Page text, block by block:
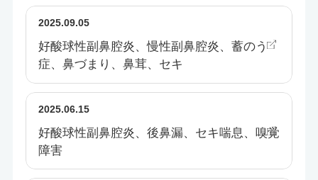
2025.09.05
好酸球性副鼻腔炎、慢性副鼻腔炎、蓄のう
症、鼻づまり、鼻茸、セキ
2025.06.15
好酸球性副鼻腔炎、後鼻漏、セキ喘息、嗅覚
障害